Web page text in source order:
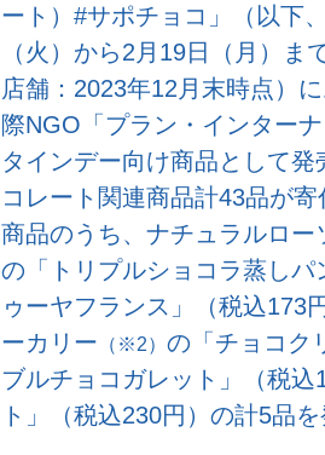
ート）#サポチョコ」（以下
（火）から2月19日（月）
店舗：2023年12月末時点）
際NGO「プラン・インター
タインデー向け商品として
コレート関連商品計43品が
商品のうち、ナチュラルロ
の「トリプルショコラ蒸しパ
ゥーヤフランス」（税込173
ーカリー （※2） の「チョコク
ブルチョコガレット」（税
ト」（税込230円）の計5品